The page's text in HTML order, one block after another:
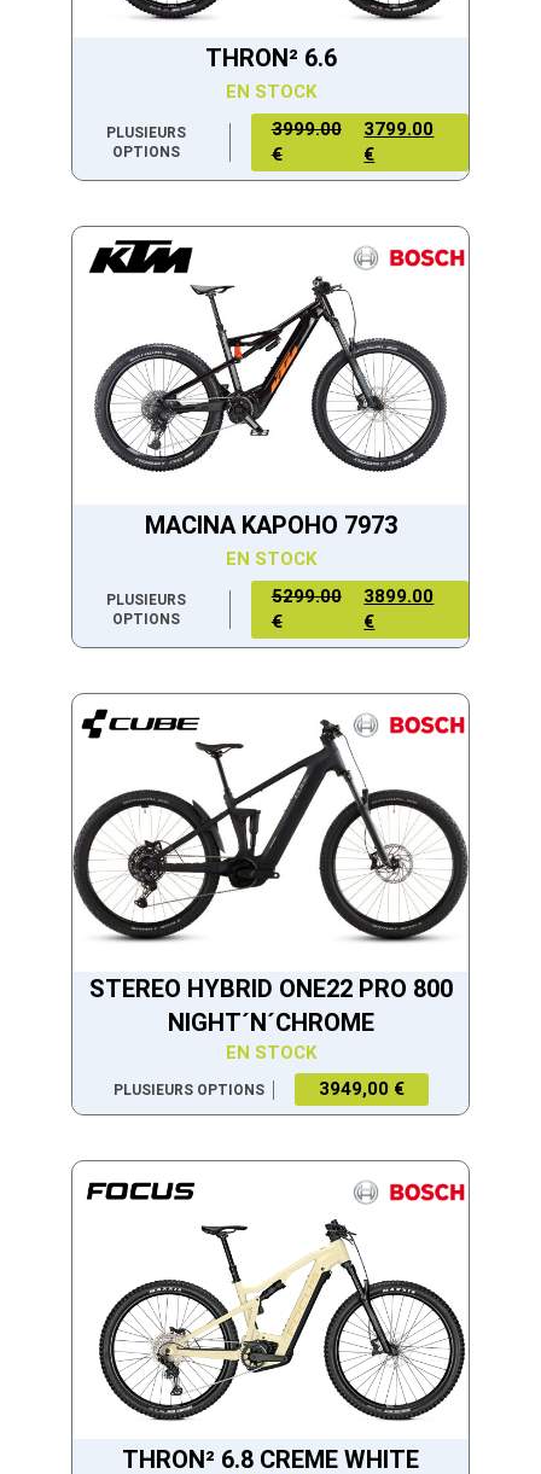
THRON² 6.6
EN STOCK
PLUSIEURS
OPTIONS
3999.00
€
3799.00
€
MACINA KAPOHO 7973
EN STOCK
PLUSIEURS
OPTIONS
5299.00
€
3899.00
€
STEREO HYBRID ONE22 PRO 800
NIGHT´N´CHROME
EN STOCK
PLUSIEURS OPTIONS 3949,00 €
THRON² 6.8 CREME WHITE